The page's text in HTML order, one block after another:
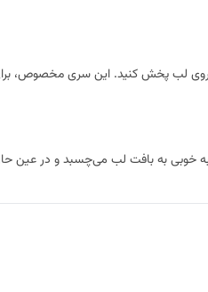
به خوبی به بافت لب می‌چسبد و در